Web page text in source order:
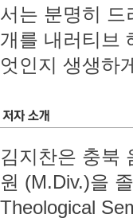
서는 분명히 드
개를 내러티브
엇인지 생생하
김지찬은 충북
원 (M.Div.)을
Theological